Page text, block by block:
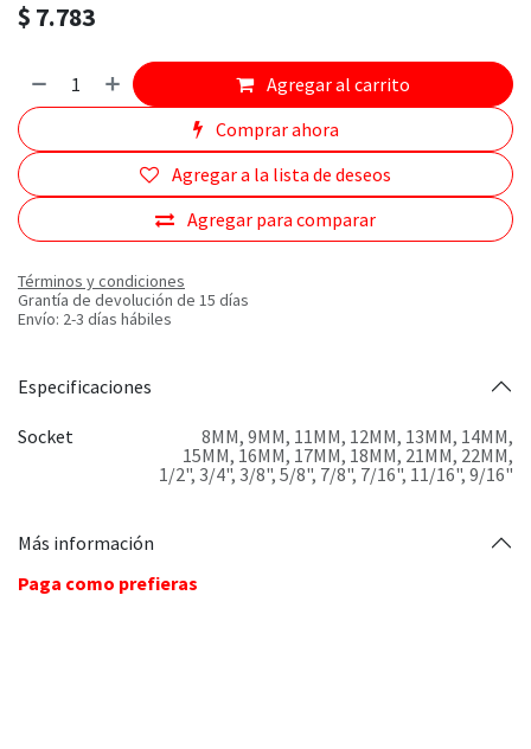
$ 7.783
Agregar al carrito
Comprar ahora
Agregar para comparar
Agregar a la lista de deseos
Términos y condiciones
Grantía de devolución de 15 días
Envío: 2-3 días hábiles
Especificaciones
Socket 8MM, 9MM, 11MM, 12MM, 13MM, 14MM,
15MM, 16MM, 17MM, 18MM, 21MM, 22MM,
1/2", 3/4", 3/8", 5/8", 7/8", 7/16", 11/16", 9/16"
Más información
Paga como prefieras